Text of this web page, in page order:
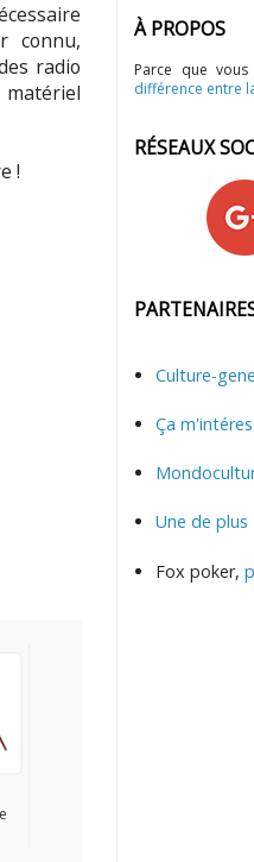
connu,
radio
!
À PROPOS
Parce que
différence entre
RÉSEAUX
Culture-
Ça
Une de plus
Fox poker,